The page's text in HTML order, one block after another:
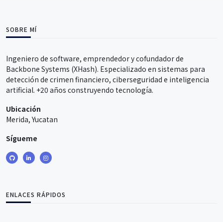
SOBRE MÍ
Ingeniero de software, emprendedor y cofundador de
Backbone Systems (XHash). Especializado en sistemas para
detección de crimen financiero, ciberseguridad e inteligencia
artificial. +20 años construyendo tecnología.
Ubicación
Merida, Yucatan
Sígueme
ENLACES RÁPIDOS